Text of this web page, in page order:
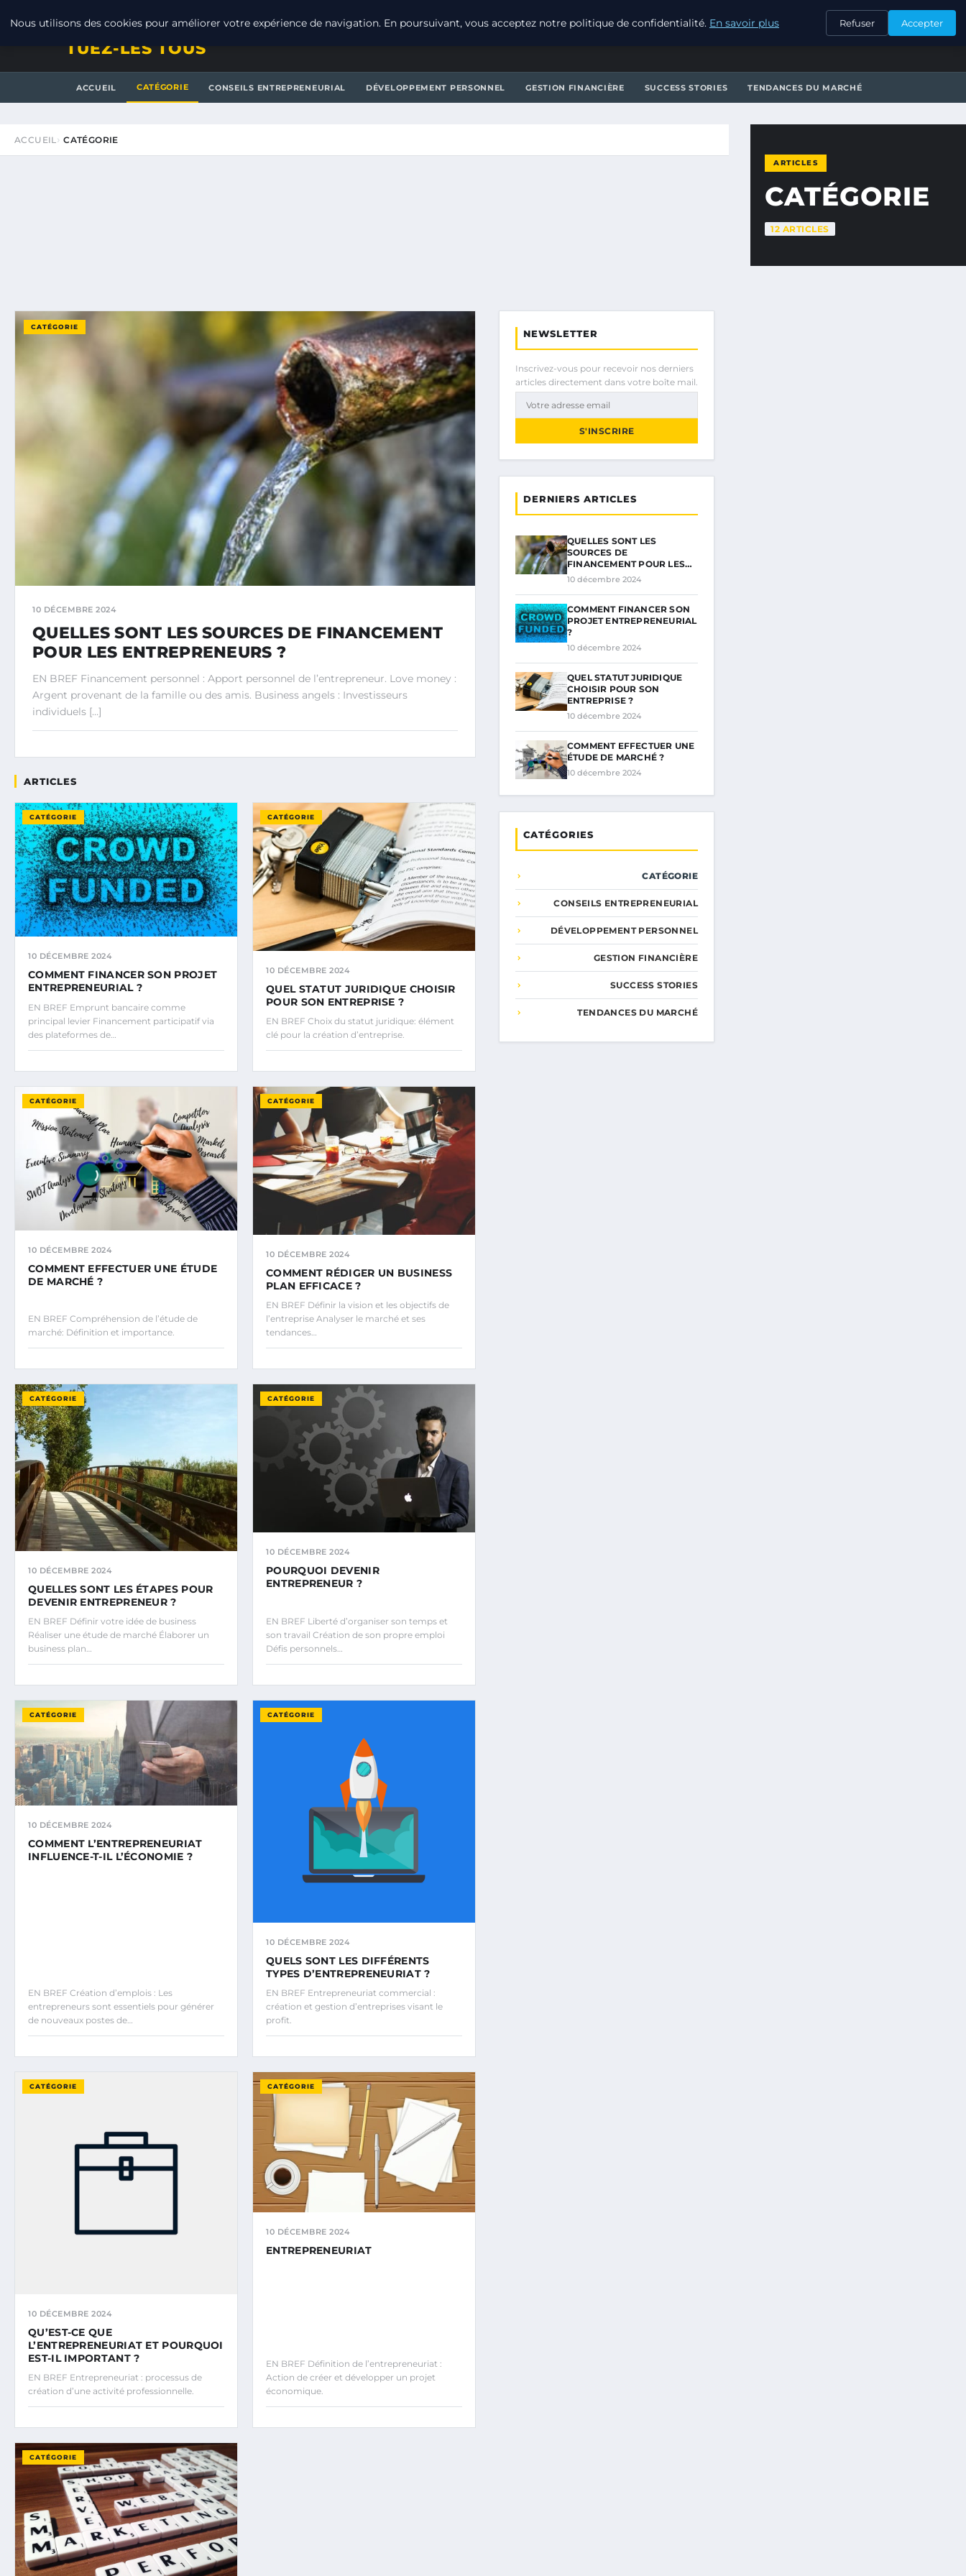
CONTACT
TUEZ-LES TOUS
ACCUEIL CATÉGORIE CONSEILS ENTREPRENEURIAL DÉVELOPPEMENT PERSONNEL GESTION FINANCIÈRE SUCCESS STORIES TENDANCES DU MARCHÉ
ACCUEIL CATÉGORIE
ARTICLES
CATÉGORIE
12 ARTICLES
CATÉGORIE
10 DÉCEMBRE 2024
QUELLES SONT LES SOURCES DE FINANCEMENT
POUR LES ENTREPRENEURS ?
EN BREF Financement personnel : Apport personnel de l’entrepreneur. Love money :
Argent provenant de la famille ou des amis. Business angels : Investisseurs
individuels […]
ARTICLES
CATÉGORIE
10 DÉCEMBRE 2024
COMMENT FINANCER SON PROJET
ENTREPRENEURIAL ?
EN BREF Emprunt bancaire comme
principal levier Financement participatif via
des plateformes de…
CATÉGORIE
10 DÉCEMBRE 2024
QUEL STATUT JURIDIQUE CHOISIR
POUR SON ENTREPRISE ?
EN BREF Choix du statut juridique: élément
clé pour la création d’entreprise.
CATÉGORIE
10 DÉCEMBRE 2024
COMMENT EFFECTUER UNE ÉTUDE
DE MARCHÉ ?
EN BREF Compréhension de l’étude de
marché: Définition et importance.
CATÉGORIE
10 DÉCEMBRE 2024
COMMENT RÉDIGER UN BUSINESS
PLAN EFFICACE ?
EN BREF Définir la vision et les objectifs de
l’entreprise Analyser le marché et ses
tendances…
CATÉGORIE
10 DÉCEMBRE 2024
QUELLES SONT LES ÉTAPES POUR
DEVENIR ENTREPRENEUR ?
EN BREF Définir votre idée de business
Réaliser une étude de marché Élaborer un
business plan…
CATÉGORIE
10 DÉCEMBRE 2024
POURQUOI DEVENIR
ENTREPRENEUR ?
EN BREF Liberté d’organiser son temps et
son travail Création de son propre emploi
Défis personnels…
CATÉGORIE
10 DÉCEMBRE 2024
COMMENT L’ENTREPRENEURIAT
INFLUENCE-T-IL L’ÉCONOMIE ?
EN BREF Création d’emplois : Les
entrepreneurs sont essentiels pour générer
de nouveaux postes de…
CATÉGORIE
10 DÉCEMBRE 2024
QUELS SONT LES DIFFÉRENTS
TYPES D’ENTREPRENEURIAT ?
EN BREF Entrepreneuriat commercial :
création et gestion d’entreprises visant le
profit.
CATÉGORIE
10 DÉCEMBRE 2024
QU’EST-CE QUE
L’ENTREPRENEURIAT ET POURQUOI
EST-IL IMPORTANT ?
EN BREF Entrepreneuriat : processus de
création d’une activité professionnelle.
CATÉGORIE
10 DÉCEMBRE 2024
ENTREPRENEURIAT
EN BREF Définition de l’entrepreneuriat :
Action de créer et développer un projet
économique.
CATÉGORIE
NEWSLETTER
Inscrivez-vous pour recevoir nos derniers
articles directement dans votre boîte mail.
S'INSCRIRE
DERNIERS ARTICLES
QUELLES SONT LES
SOURCES DE
FINANCEMENT POUR LES…
10 décembre 2024
COMMENT FINANCER SON
PROJET ENTREPRENEURIAL
?
10 décembre 2024
QUEL STATUT JURIDIQUE
CHOISIR POUR SON
ENTREPRISE ?
10 décembre 2024
COMMENT EFFECTUER UNE
ÉTUDE DE MARCHÉ ?
10 décembre 2024
CATÉGORIES
CATÉGORIE
CONSEILS ENTREPRENEURIAL
DÉVELOPPEMENT PERSONNEL
GESTION FINANCIÈRE
SUCCESS STORIES
TENDANCES DU MARCHÉ
Nous utilisons des cookies pour améliorer votre expérience de navigation. En poursuivant, vous acceptez notre politique de confidentialité. En savoir plus Refuser Accepter